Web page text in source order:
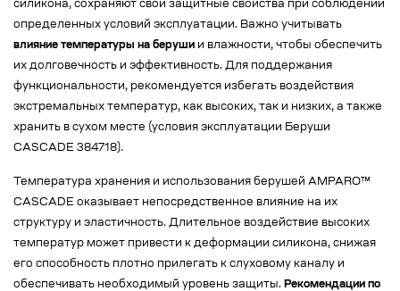
силикона, сохраняют свои защитные свойства при соблюдении
определенных условий эксплуатации. Важно учитывать
влияние температуры на беруши и влажности, чтобы обеспечить
их долговечность и эффективность. Для поддержания
функциональности, рекомендуется избегать воздействия
экстремальных температур, как высоких, так и низких, а также
хранить в сухом месте (условия эксплуатации Беруши
CASCADE 384718).
Температура хранения и использования берушей AMPARO™
CASCADE оказывает непосредственное влияние на их
структуру и эластичность. Длительное воздействие высоких
температур может привести к деформации силикона, снижая
его способность плотно прилегать к слуховому каналу и
обеспечивать необходимый уровень защиты. Рекомендации по